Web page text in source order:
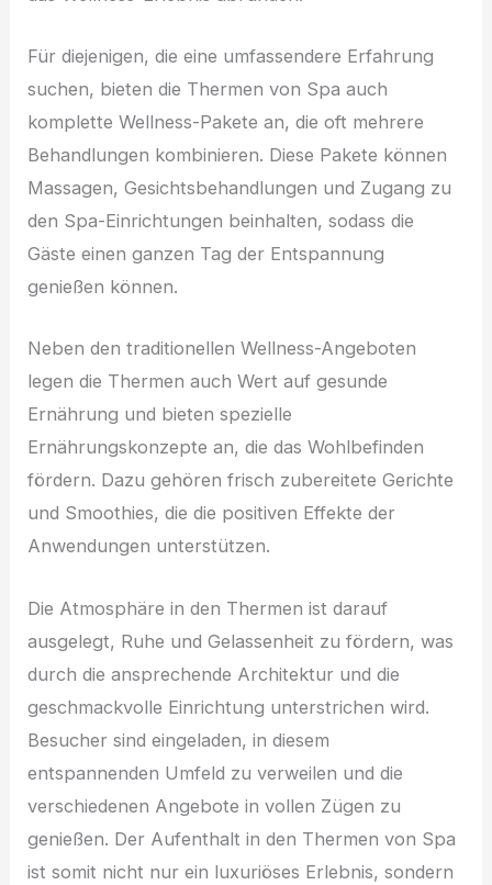
Für diejenigen, die eine umfassendere Erfahrung
suchen, bieten die Thermen von Spa auch
komplette Wellness-Pakete an, die oft mehrere
Behandlungen kombinieren. Diese Pakete können
Massagen, Gesichtsbehandlungen und Zugang zu
den Spa-Einrichtungen beinhalten, sodass die
Gäste einen ganzen Tag der Entspannung
genießen können.
Neben den traditionellen Wellness-Angeboten
legen die Thermen auch Wert auf gesunde
Ernährung und bieten spezielle
Ernährungskonzepte an, die das Wohlbefinden
fördern. Dazu gehören frisch zubereitete Gerichte
und Smoothies, die die positiven Effekte der
Anwendungen unterstützen.
Die Atmosphäre in den Thermen ist darauf
ausgelegt, Ruhe und Gelassenheit zu fördern, was
durch die ansprechende Architektur und die
geschmackvolle Einrichtung unterstrichen wird.
Besucher sind eingeladen, in diesem
entspannenden Umfeld zu verweilen und die
verschiedenen Angebote in vollen Zügen zu
genießen. Der Aufenthalt in den Thermen von Spa
ist somit nicht nur ein luxuriöses Erlebnis, sondern